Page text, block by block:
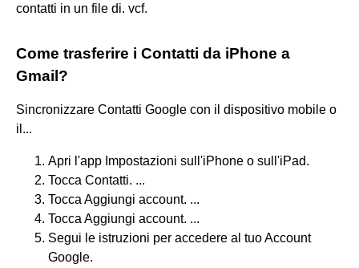
contatti in un file di. vcf.
Come trasferire i Contatti da iPhone a
Gmail?
Sincronizzare Contatti Google con il dispositivo mobile o
il...
Apri l'app Impostazioni sull'iPhone o sull'iPad.
Tocca Contatti. ...
Tocca Aggiungi account. ...
Tocca Aggiungi account. ...
Segui le istruzioni per accedere al tuo Account
Google.